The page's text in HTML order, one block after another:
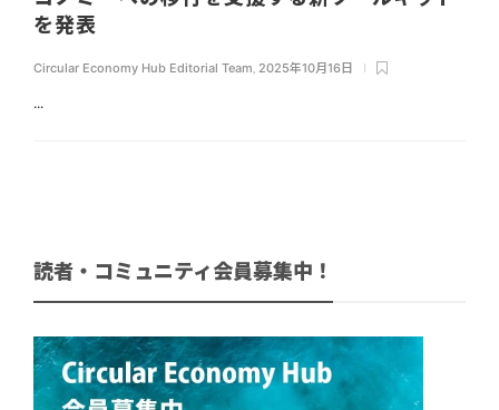
を発表
Circular Economy Hub Editorial Team 2025年10月16日
...
読者・コミュニティ会員募集中！